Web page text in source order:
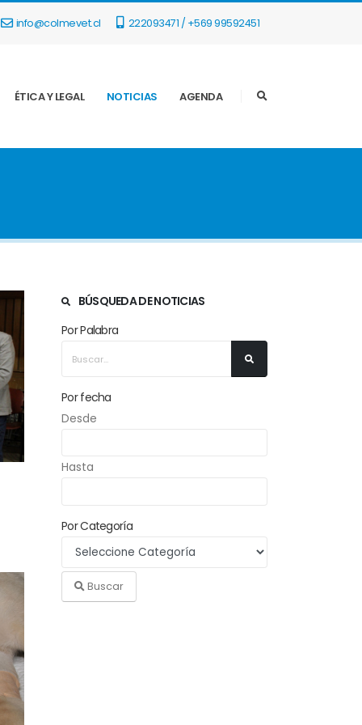
info@colmevet.cl 222093471 / +569 99592451
ÉTICA Y LEGAL NOTICIAS AGENDA
BÚSQUEDA DE NOTICIAS
Por Palabra
Por fecha
Desde
Hasta
Por Categoría
Buscar